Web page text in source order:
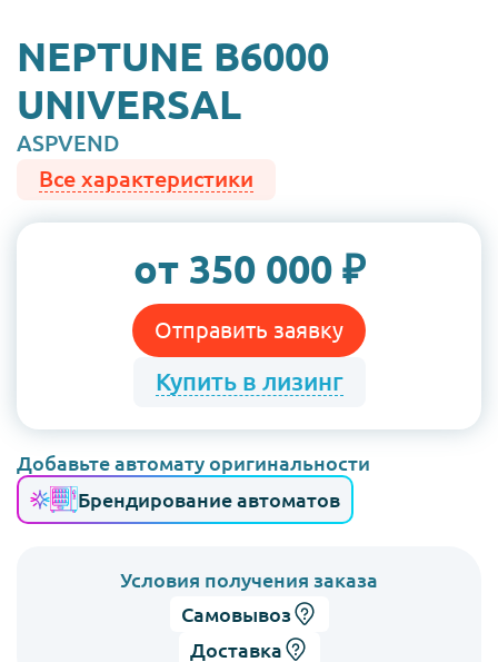
NEPTUNE B6000
UNIVERSAL
Бренд
ASPVEND
Все характеристики
Цена:
от 350 000 ₽
Отправить заявку
Купить в лизинг
Добавьте автомату оригинальности
Брендирование автоматов
Условия получения заказа
Самовывоз
Доставка